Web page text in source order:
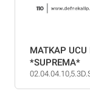
MATKAP
*SUPREMA*